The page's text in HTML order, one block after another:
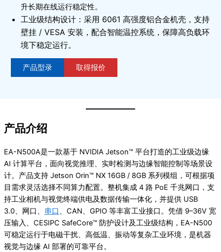
升长期在线运行稳定性。
工业级结构设计：采用 6061 高强度铝合金机壳，支持
壁挂 / VESA 安装，配合智能温控系统，保障高负载环
境下稳定运行。
产品型录 取得报价
产品介绍
EA-N500A是一款基于 NVIDIA Jetson™ 平台打造的工业级边缘
AI 计算平台，面向视觉推理、实时检测与边缘智能控制等场景设
计。产品支持 Jetson Orin™ NX 16GB / 8GB 系列模组，可根据项
目需求灵活选择不同算力配置。整机集成 4 路 PoE 千兆网口，支
持工业相机与视觉终端供电及数据传输一体化，并提供 USB
3.0、网口、 串口 、CAN、GPIO 等丰富工业接口。凭借 9–36V 宽
压输入、CESIPC SafeCore™ 防护设计及工业级结构，EA-N500
可稳定运行于电磁干扰、高低温、振动等复杂工业环境，是机器
视觉与边缘 AI 部署的可靠平台。